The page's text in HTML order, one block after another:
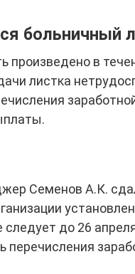
больничный
произведено в
листка
Семенов А.К.
следует до 26